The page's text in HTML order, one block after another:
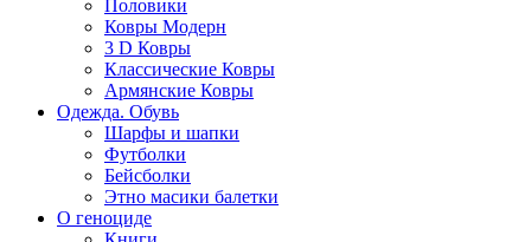
Половики
Ковры Модерн
3 D Ковры
Классические Ковры
Армянские Ковры
Одежда. Обувь
Шарфы и шапки
Футболки
Бейсболки
Этно масики балетки
О геноциде